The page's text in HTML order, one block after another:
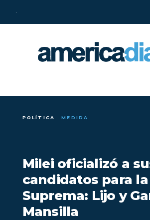
·
POLÍTICA MEDIDA
Milei oficializó a
candidatos para
Suprema: Lijo y
Mansilla